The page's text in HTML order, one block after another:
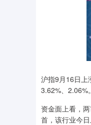
沪指9月16日上
3.62%、2.06%
资金面上看，
首，该行业今